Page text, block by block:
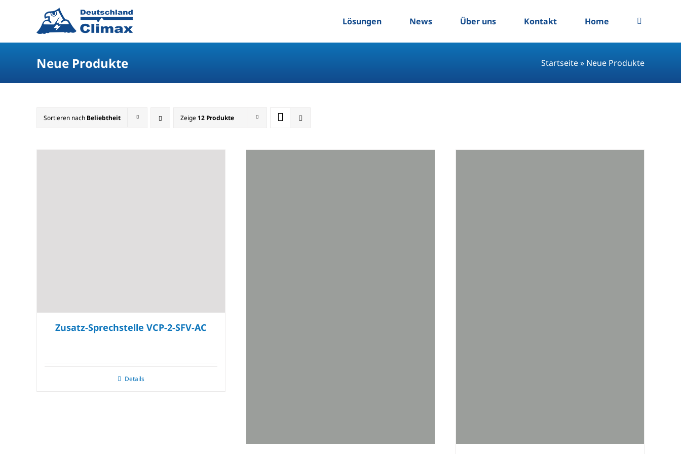
Lösungen News Über uns Kontakt Home
Neue Produkte Startseite» Neue Produkte
Sortieren nach Beliebtheit Zeige 12 Produkte
Zusatz-Sprechstelle VCP-2-SFV-AC
Details